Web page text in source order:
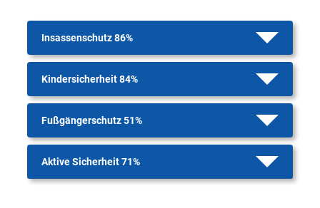
Insassenschutz 86%
Kindersicherheit 84%
Fußgängerschutz 51%
Aktive Sicherheit 71%